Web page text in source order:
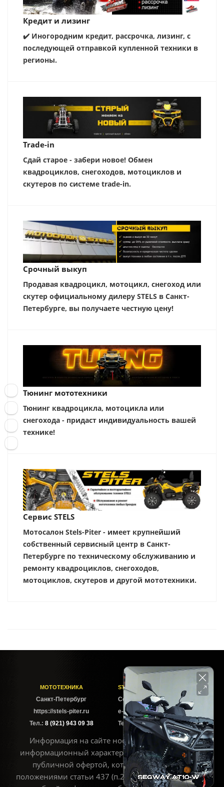
Кредит и лизинг
✔️ Иногородним кредит, рассрочка, лизинг, с
последующей отправкой купленной техники в
регионы.
Trade-in
Сдай старое - забери новое! Обмен
квадроциклов, снегоходов, мотоциклов и
скутеров по системе trade-in.
Срочный выкуп
Продавая квадроцикл, мотоцикл, снегоход или
скутер официальному дилеру STELS в Санкт-
Петербурге, вы получаете честную цену!
Тюнинг мототехники
Тюнинг квадроцикла, мотоцикла или
снегохода - придаст индивидуальность вашей
технике!
Сервис STELS
Мотосалон Stels-Piter - имеет крупнейший
собственный сервисный центр в Санкт-
Петербурге по техническому обслуживанию и
ремонту квадроциклов, снегоходов,
мотоциклов, скутеров и другой мототехники.
МОТОТЕХНИКА
Cанкт-Петербург
https://stels-piter.ru
Тел.: 8 (921) 943 09 38
STELS-PITER СОФИЙСКАЯ
Софийская ул. 6Б
e-mail: sales@stels-piter.ru
Тел.:8 (921) 943 09 38
Информация на сайте носит исключительно
информационный характер и не может считаться
публичной офертой, которая определяется
положениями статьи 437 (п.2) ГК РФ. Для получения